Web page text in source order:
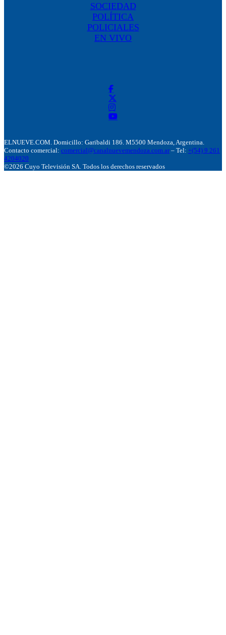
SOCIEDAD
POLÍTICA
POLICIALES
EN VIVO
ELNUEVE.COM. Domicillo: Garibaldi 186. M5500 Mendoza, Argentina.
Contacto comercial: comercial@canalnuevemendoza.com.ar – Tel: +(54) 9 261
4204020
©2026 Cuyo Televisión SA. Todos los derechos reservados